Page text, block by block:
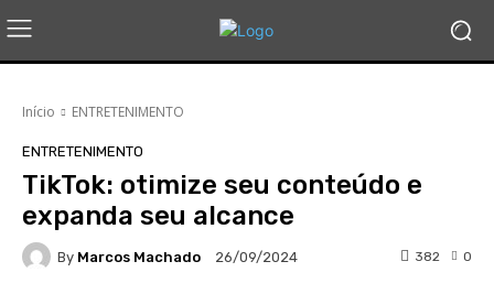
Início ENTRETENIMENTO
ENTRETENIMENTO
TikTok: otimize seu conteúdo e
expanda seu alcance
By Marcos Machado 26/09/2024 0
382